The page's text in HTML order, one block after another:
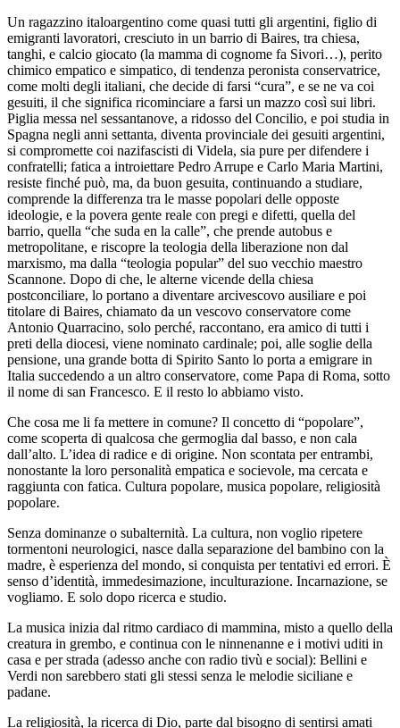
Un ragazzino italoargentino come quasi tutti gli argentini, figlio di
emigranti lavoratori, cresciuto in un barrio di Baires, tra chiesa,
tanghi, e calcio giocato (la mamma di cognome fa Sivori…), perito
chimico empatico e simpatico, di tendenza peronista conservatrice,
come molti degli italiani, che decide di farsi “cura”, e se ne va coi
gesuiti, il che significa ricominciare a farsi un mazzo così sui libri.
Piglia messa nel sessantanove, a ridosso del Concilio, e poi studia in
Spagna negli anni settanta, diventa provinciale dei gesuiti argentini,
si compromette coi nazifascisti di Videla, sia pure per difendere i
confratelli; fatica a introiettare Pedro Arrupe e Carlo Maria Martini,
resiste finché può, ma, da buon gesuita, continuando a studiare,
comprende la differenza tra le masse popolari delle opposte
ideologie, e la povera gente reale con pregi e difetti, quella del
barrio, quella “che suda en la calle”, che prende autobus e
metropolitane, e riscopre la teologia della liberazione non dal
marxismo, ma dalla “teologia popular” del suo vecchio maestro
Scannone. Dopo di che, le alterne vicende della chiesa
postconciliare, lo portano a diventare arcivescovo ausiliare e poi
titolare di Baires, chiamato da un vescovo conservatore come
Antonio Quarracino, solo perché, raccontano, era amico di tutti i
preti della diocesi, viene nominato cardinale; poi, alle soglie della
pensione, una grande botta di Spirito Santo lo porta a emigrare in
Italia succedendo a un altro conservatore, come Papa di Roma, sotto
il nome di san Francesco. E il resto lo abbiamo visto.
Che cosa me li fa mettere in comune? Il concetto di “popolare”,
come scoperta di qualcosa che germoglia dal basso, e non cala
dall’alto. L’idea di radice e di origine. Non scontata per entrambi,
nonostante la loro personalità empatica e socievole, ma cercata e
raggiunta con fatica. Cultura popolare, musica popolare, religiosità
popolare.
Senza dominanze o subalternità. La cultura, non voglio ripetere
tormentoni neurologici, nasce dalla separazione del bambino con la
madre, è esperienza del mondo, si conquista per tentativi ed errori. È
senso d’identità, immedesimazione, inculturazione. Incarnazione, se
vogliamo. E solo dopo ricerca e studio.
La musica inizia dal ritmo cardiaco di mammina, misto a quello della
creatura in grembo, e continua con le ninnenanne e i motivi uditi in
casa e per strada (adesso anche con radio tivù e social): Bellini e
Verdi non sarebbero stati gli stessi senza le melodie siciliane e
padane.
La religiosità, la ricerca di Dio, parte dal bisogno di sentirsi amati